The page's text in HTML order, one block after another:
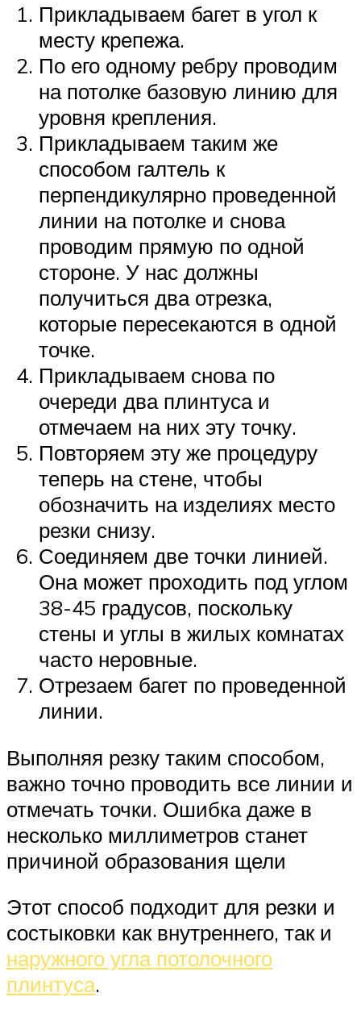
Прикладываем багет в угол к
месту крепежа.
По его одному ребру проводим
на потолке базовую линию для
уровня крепления.
Прикладываем таким же
способом галтель к
перпендикулярно проведенной
линии на потолке и снова
проводим прямую по одной
стороне. У нас должны
получиться два отрезка,
которые пересекаются в одной
точке.
Прикладываем снова по
очереди два плинтуса и
отмечаем на них эту точку.
Повторяем эту же процедуру
теперь на стене, чтобы
обозначить на изделиях место
резки снизу.
Соединяем две точки линией.
Она может проходить под углом
38-45 градусов, поскольку
стены и углы в жилых комнатах
часто неровные.
Отрезаем багет по проведенной
линии.
Выполняя резку таким способом,
важно точно проводить все линии и
отмечать точки. Ошибка даже в
несколько миллиметров станет
причиной образования щели
Этот способ подходит для резки и
состыковки как внутреннего, так и
наружного угла потолочного
плинтуса.